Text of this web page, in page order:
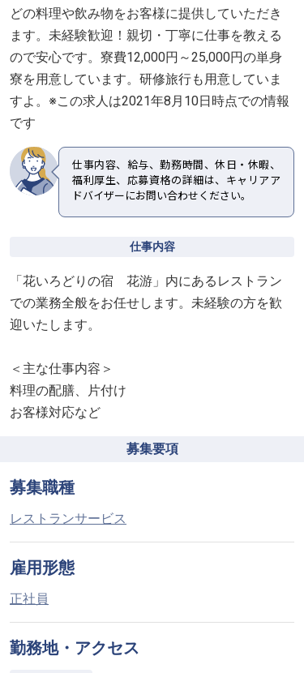
どの料理や飲み物をお客様に提供していただき
ます。未経験歓迎！親切・丁寧に仕事を教える
ので安心です。寮費12,000円～25,000円の単身
寮を用意しています。研修旅行も用意していま
すよ。※この求人は2021年8月10日時点での情報
です
仕事内容、給与、勤務時間、休日・休暇、
福利厚生、応募資格の詳細は、キャリアア
ドバイザーにお問い合わせください。
仕事内容
「花いろどりの宿 花游」内にあるレストラン
での業務全般をお任せします。未経験の方を歓
迎いたします。
＜主な仕事内容＞
料理の配膳、片付け
お客様対応など
募集要項
募集職種
レストランサービス
雇用形態
正社員
勤務地・アクセス